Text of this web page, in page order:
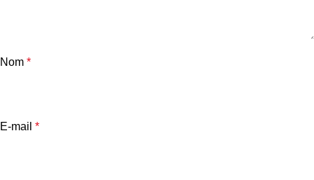
Nom *
E-mail *